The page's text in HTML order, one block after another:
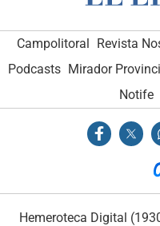
Campolitoral Revista
Podcasts Mirador
Notife
Hemeroteca Digital